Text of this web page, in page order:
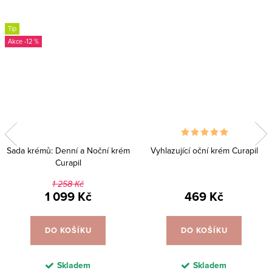
Tip
-12 %
Sada krémů: Denní a Noční krém
Curapil
1 258 Kč
1 099 Kč
DO KOŠÍKU
Skladem
Vyhlazující oční krém Curapil
469 Kč
DO KOŠÍKU
Skladem